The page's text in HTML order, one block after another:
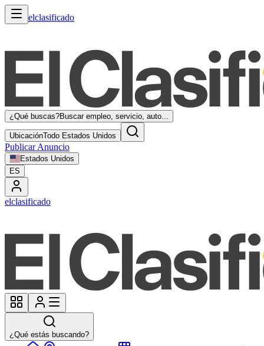
elclasificado
¿Qué buscas?Buscar empleo, servicio, auto...
UbicaciónTodo Estados Unidos
Publicar Anuncio
Estados Unidos
ES
elclasificado
¿Qué estás buscando?